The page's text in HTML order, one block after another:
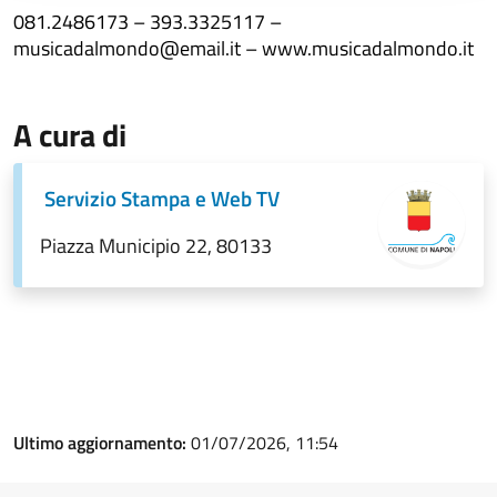
081.2486173 – 393.3325117 –
musicadalmondo@email.it – www.musicadalmondo.it
A cura di
Servizio Stampa e Web TV
Piazza Municipio 22, 80133
Ultimo aggiornamento: 01/07/2026, 11:54